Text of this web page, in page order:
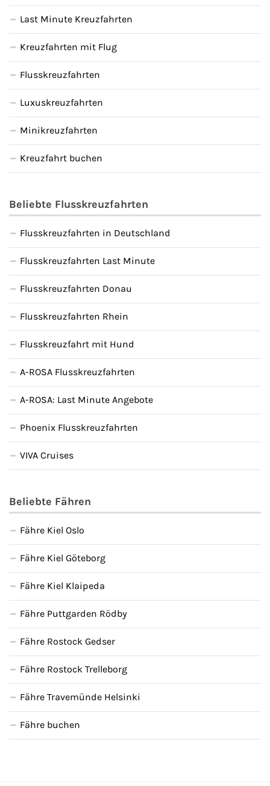
A-ROSA Flusskreuzfahrten
nicko cruises Flusskreuzfahrten
Plantours Flusskreuzfahrten
1AVista Flusskreuzfahrten
Phoenix Reisen Flusskreuzfahrten
Fähre buchen
Color Line
DFDS Seaways
Finnlines
FRS Baltic
Stena Line
Fähre nach Dänemark
Fähre nach Norwegen
Fähre nach Schweden
Fähre nach Finnland
Fähre nach England
Fähre nach Litauen
Fähre nach Lettland
Wissenswertes
Kreuzfahrt-Newsletter
Last Minute Kreuzfahrten
Kreuzfahrten mit Flug
Flusskreuzfahrten
Luxuskreuzfahrten
Minikreuzfahrten
Kreuzfahrt buchen
Beliebte Flusskreuzfahrten
Flusskreuzfahrten in Deutschland
Flusskreuzfahrten Last Minute
Flusskreuzfahrten Donau
Flusskreuzfahrten Rhein
Flusskreuzfahrt mit Hund
A-ROSA Flusskreuzfahrten
A-ROSA: Last Minute Angebote
Phoenix Flusskreuzfahrten
VIVA Cruises
Beliebte Fähren
Fähre Kiel Oslo
Fähre Kiel Göteborg
Fähre Kiel Klaipeda
Fähre Puttgarden Rödby
Fähre Rostock Gedser
Fähre Rostock Trelleborg
Fähre Travemünde Helsinki
Fähre buchen